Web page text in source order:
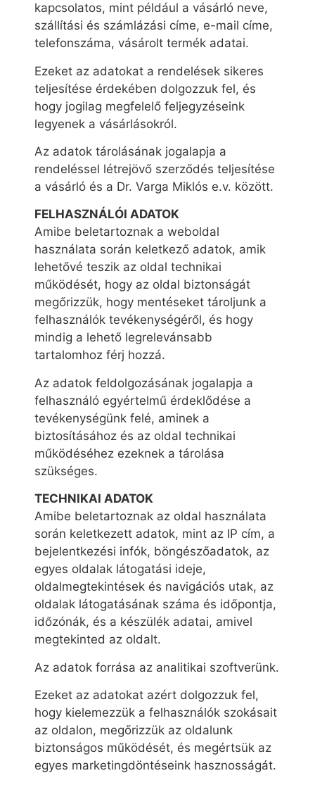
kapcsolatos, mint például a vásárló neve,
szállítási és számlázási címe, e-mail címe,
telefonszáma, vásárolt termék adatai.
Ezeket az adatokat a rendelések sikeres
teljesítése érdekében dolgozzuk fel, és
hogy jogilag megfelelő feljegyzéseink
legyenek a vásárlásokról.
Az adatok tárolásának jogalapja a
rendeléssel létrejövő szerződés teljesítése
a vásárló és a Dr. Varga Miklós e.v. között.
FELHASZNÁLÓI ADATOK
Amibe beletartoznak a weboldal
használata során keletkező adatok, amik
lehetővé teszik az oldal technikai
működését, hogy az oldal biztonságát
megőrizzük, hogy mentéseket tároljunk a
felhasználók tevékenységéről, és hogy
mindig a lehető legrelevánsabb
tartalomhoz férj hozzá.
Az adatok feldolgozásának jogalapja a
felhasználó egyértelmű érdeklődése a
tevékenységünk felé, aminek a
biztosításához és az oldal technikai
működéséhez ezeknek a tárolása
szükséges.
TECHNIKAI ADATOK
Amibe beletartoznak az oldal használata
során keletkezett adatok, mint az IP cím, a
bejelentkezési infók, böngészőadatok, az
egyes oldalak látogatási ideje,
oldalmegtekintések és navigációs utak, az
oldalak látogatásának száma és időpontja,
időzónák, és a készülék adatai, amivel
megtekinted az oldalt.
Az adatok forrása az analitikai szoftverünk.
Ezeket az adatokat azért dolgozzuk fel,
hogy kielemezzük a felhasználók szokásait
az oldalon, megőrizzük az oldalunk
biztonságos működését, és megértsük az
egyes marketingdöntéseink hasznosságát.